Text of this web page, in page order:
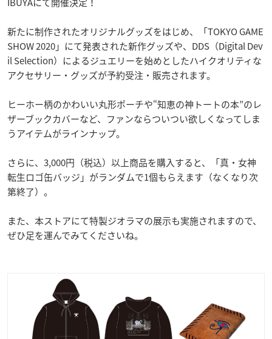
新たに制作されたオリジナルグッズをはじめ、「TOKYO GAME
SHOW 2020」にて発表された新作グッズや、DDS（Digital Dev
il Selection）によるジュエリーを始めとしたハイクオリティな
アクセサリー・グッズが予約受注・販売されます。
ヒーホー柄のかわいい丸形ポーチや“知恵の神トートの本”のレ
ザーブックカバーなど、ファンならついつい欲しくなってしま
うアイテムがラインナップ。
さらに、3,000円（税込）以上商品を購入すると、「真・女神
転生ロゴ缶バッジ」がランダムで1個もらえます（なくなり次
第終了）。
また、本ストアにて特製ジオラマの展示も実施されますので、
ぜひ足を運んでみてくださいね。